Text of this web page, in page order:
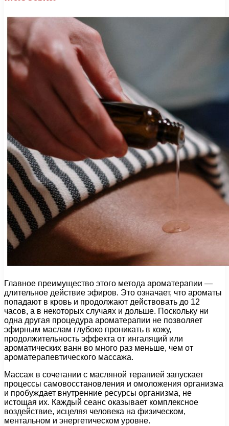
Главное преимущество этого метода ароматерапии —
длительное действие эфиров. Это означает, что ароматы
попадают в кровь и продолжают действовать до 12
часов, а в некоторых случаях и дольше. Поскольку ни
одна другая процедура ароматерапии не позволяет
эфирным маслам глубоко проникать в кожу,
продолжительность эффекта от ингаляций или
ароматических ванн во много раз меньше, чем от
ароматерапевтического массажа.
Массаж в сочетании с масляной терапией запускает
процессы самовосстановления и омоложения организма
и пробуждает внутренние ресурсы организма, не
истощая их. Каждый сеанс оказывает комплексное
воздействие, исцеляя человека на физическом,
ментальном и энергетическом уровне.